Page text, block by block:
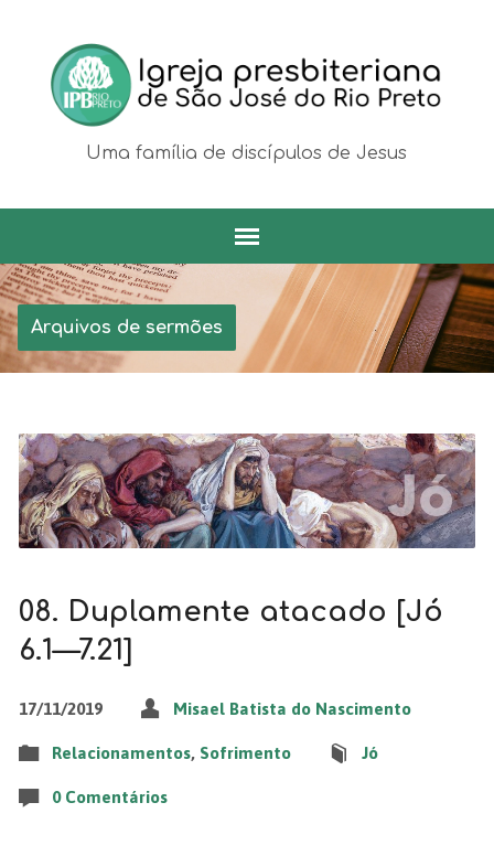
Uma família de discípulos de Jesus
Arquivos de sermões
08. Duplamente atacado [Jó
6.1—7.21]
17/11/2019 Misael Batista do Nascimento
Relacionamentos, Sofrimento Jó
0 Comentários